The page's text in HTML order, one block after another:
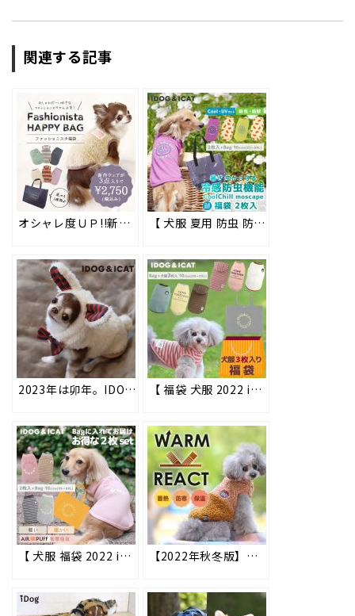
関連する記事
オシャレ度ＵＰ!!新作ウェアが点入りで2750円★お得な福袋 ファッショニスタパックが販売開始 #126 【 犬服 夏用 防虫 防蚊 ひんやり 冷感 暑さ対策 】iDogの防虫機能とひんやり快適機能を気軽にお試し！ MOSCAPE（モスケイプ）&COOL Chill（クールチル） お試し福袋 2枚入り好評販売中!! #194
2023年は卯年。IDOG&ICATでは年賀状や記念撮影にオススメの可愛い干支ドッグウェア「うさぎパーカー」「うさぎスヌード」を2022年9月4日より順次販売開始！ 【 福袋 犬服 2022 idog 】おでかけにオススメの秋服3枚セットのお得な福袋販売中!!
【 犬服 福袋 2022 idog 】iDogの国産ドッグウェアを気軽にお試し！福袋 スタンダードパック 2枚入り 好評販売中!! #72 【2022年秋冬版】魔法瓶効果でじんわりあったかいペット用ウェア「WARM REACT」 #107